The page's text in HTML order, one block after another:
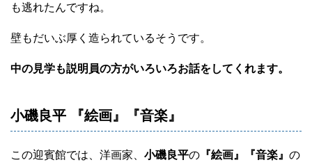
も逃れたんですね。
壁もだいぶ厚く造られているそうです。
中の見学も説明員の方がいろいろお話をしてくれます。
小磯良平 『絵画』『音楽』
この迎賓館では、洋画家、 小磯良平の 『絵画』『音楽』 の